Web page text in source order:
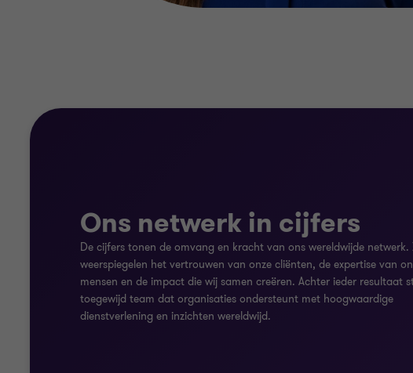
Ons netwerk in cijfers
De cijfers tonen de omvang en kracht van ons wereldwijde netwerk.
weerspiegelen het vertrouwen van onze cliënten, de expertise van
mensen en de impact die wij samen creëren. Achter ieder resultaat
toegewijd team dat organisaties ondersteunt met hoogwaardige
dienstverlening en inzichten wereldwijd.